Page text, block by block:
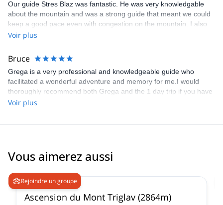
Our guide Stres Blaz was fantastic. He was very knowledgable
about the mountain and was a strong guide that meant we could
keep a good pace even with congestion on the mountain. I also
had a small injury and he was very quick to support. Thank you
Voir plus
Bruce
Grega is a very professional and knowledgeable guide who
facilitated a wonderful adventure and memory for me.I would
thoroughly recommend both Grega and the 1 day trip if you have
a high level of fitness.
Voir plus
Vous aimerez aussi
Rejoindre un groupe
Ascension du Mont Triglav (2864m)